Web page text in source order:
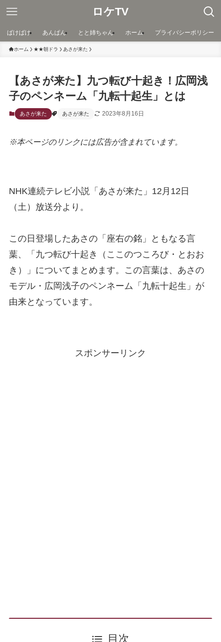
ロケTV
ばけばけ あんぱん とと姉ちゃん ホーム プライバシーポリシー
ホーム ★★朝ドラ あさが来た
【あさが来た】九つ転び十起き！広岡浅
子のペンネーム「九転十起生」とは
あさが来た あさが来た 2023年8月16日
※本ページのリンクには広告が含まれています。
NHK連続テレビ小説「あさが来た」12月12日
（土）放送分より。
この日登場したあさの「座右の銘」ともなる言
葉、「九つ転び十起き（ここのつころび・とおお
き）」についてまとめます。この言葉は、あさの
モデル・広岡浅子のペンネーム「九転十起生」が
由来となっています。
スポンサーリンク
目次